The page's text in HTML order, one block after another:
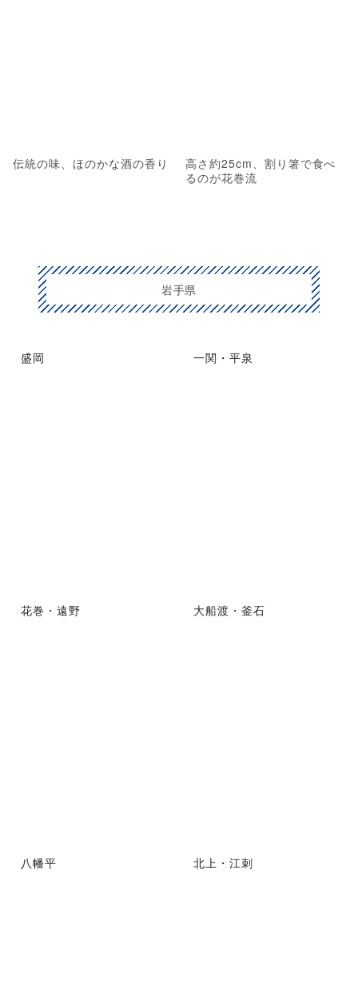
伝統の味、ほのかな酒の香り
高さ約25cm、割り箸で食べ
るのが花巻流
岩手県
盛岡 一関・平泉
花巻・遠野 大船渡・釜石
八幡平 北上・江刺